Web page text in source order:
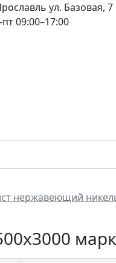
ул. Базовая, 7
09:00–17:00
нержавеющий